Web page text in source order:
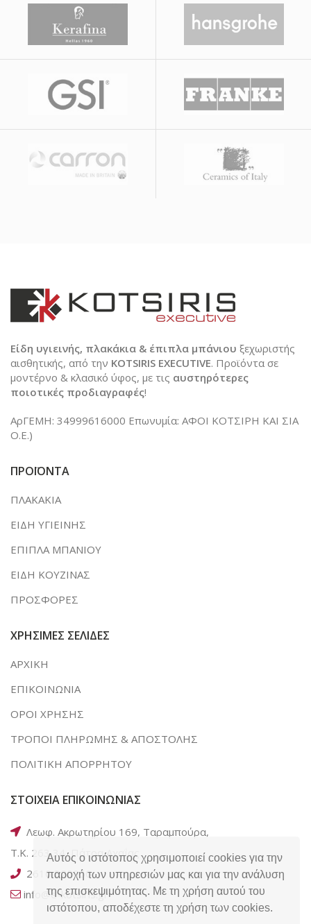
Αυτός ο ιστότοπος χρησιμοποιεί cookies για την
παροχή των υπηρεσιών μας και για την ανάλυση
της επισκεψιμότητας. Με τη χρήση αυτού του
ιστότοπου, αποδέχεστε τη χρήση των cookies.
Είδη υγιεινής, πλακάκια & έπιπλα μπάνιου ξεχωριστής
αισθητικής, από την KOTSIRIS EXECUTIVE. Προϊόντα σε
μοντέρνο & κλασικό ύφος, με τις αυστηρότερες
ποιοτικές προδιαγραφές!
ΑρΓΕΜΗ: 34999616000 Επωνυμία: ΑΦΟΙ ΚΟΤΣΙΡΗ ΚΑΙ ΣΙΑ
Ο.Ε.)
ΠΡΟΪΟΝΤΑ
ΠΛΑΚΑΚΙΑ
ΕΙΔΗ ΥΓΙΕΙΝΗΣ
ΕΠΙΠΛΑ ΜΠΑΝΙΟΥ
ΕΙΔΗ ΚΟΥΖΙΝΑΣ
ΠΡΟΣΦΟΡΕΣ
ΧΡΗΣΙΜΕΣ ΣΕΛΙΔΕΣ
ΑΡΧΙΚΗ
ΕΠΙΚΟΙΝΩΝΙΑ
ΟΡΟΙ ΧΡΗΣΗΣ
ΤΡΟΠΟΙ ΠΛΗΡΩΜΗΣ & ΑΠΟΣΤΟΛΗΣ
ΠΟΛΙΤΙΚΗ ΑΠΟΡΡΗΤΟΥ
ΣΤΟΙΧΕΙΑ ΕΠΙΚΟΙΝΩΝΙΑΣ
Λεωφ. Ακρωτηρίου 169, Ταραμπούρα,
Τ.Κ. 263 34, Πάτρα Αχαΐας
2610 320050
info@e-kotsiris.gr